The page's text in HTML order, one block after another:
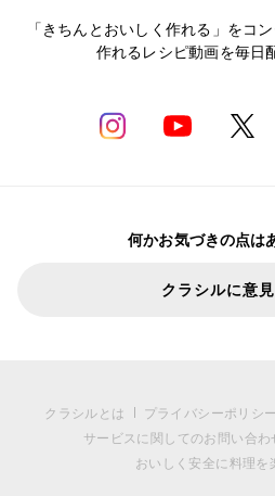
「きちんとおいしく作れる」をコ
作れるレシピ動画を毎日
何かお気づきの点は
クラシルに意
クラシルとは プライバシーポリシー
サービスに関してのお問い合わ
おいしく安全に料理を